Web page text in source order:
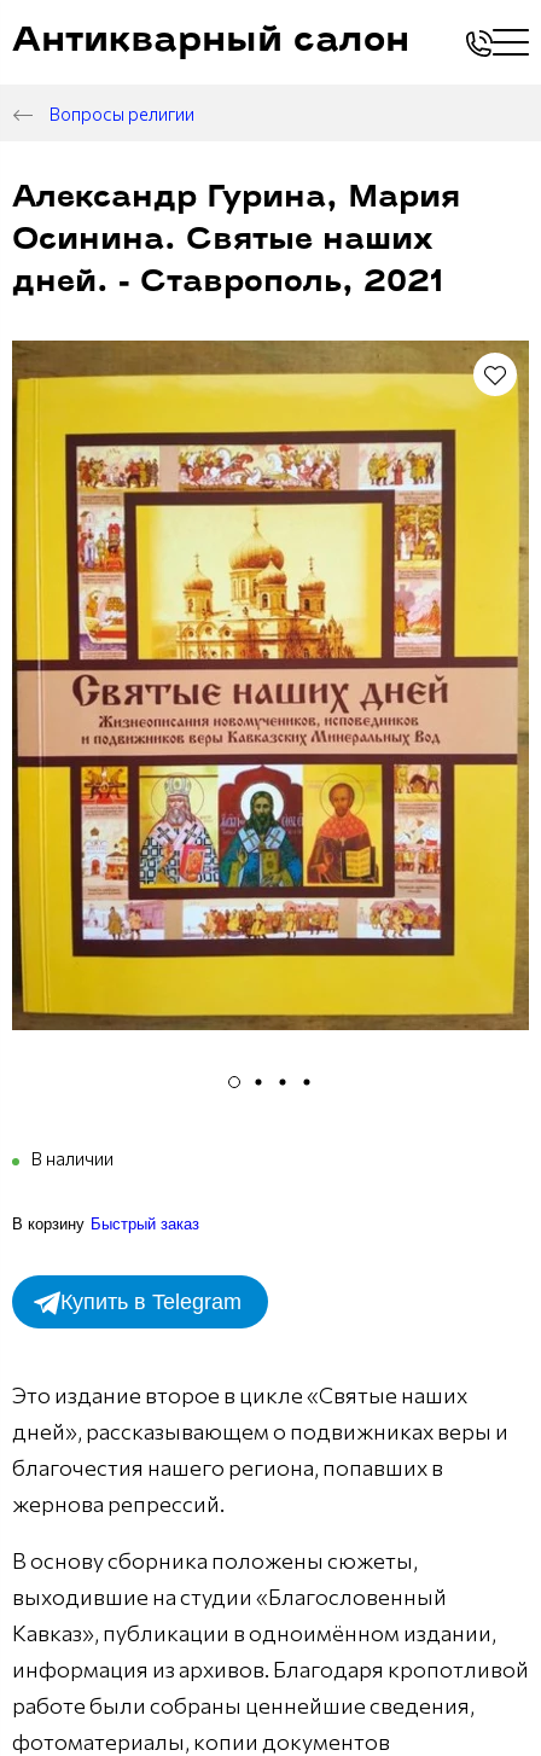
Антикварный салон
Вопросы религии
Александр Гурина, Мария
Осинина. Святые наших
дней. - Ставрополь, 2021
В наличии
В корзину Быстрый заказ
Купить в Telegram
Это издание второе в цикле «Святые наших
дней», рассказывающем о подвижниках веры и
благочестия нашего региона, попавших в
жернова репрессий.
В основу сборника положены сюжеты,
выходившие на студии «Благословенный
Кавказ», публикации в одноимённом издании,
информация из архивов. Благодаря кропотливой
работе были собраны ценнейшие сведения,
фотоматериалы, копии документов